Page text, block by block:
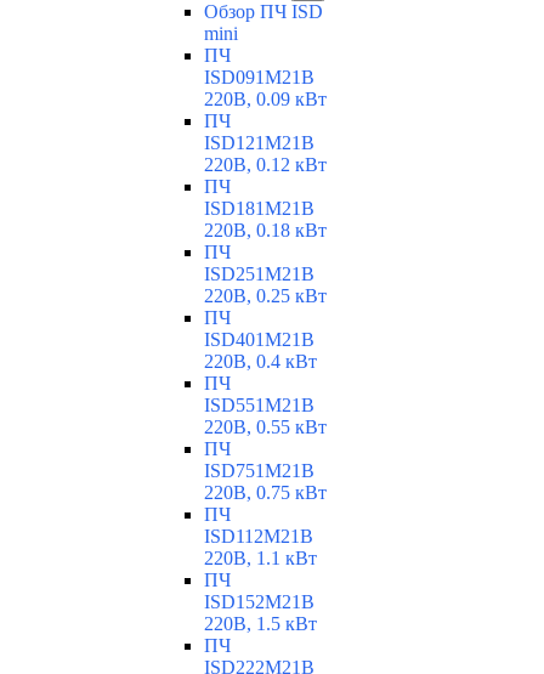
Обзор ПЧ ISD
mini
ПЧ
ISD091M21B
220В, 0.09 кВт
ПЧ
ISD121M21B
220В, 0.12 кВт
ПЧ
ISD181M21B
220В, 0.18 кВт
ПЧ
ISD251M21B
220В, 0.25 кВт
ПЧ
ISD401M21B
220В, 0.4 кВт
ПЧ
ISD551M21B
220В, 0.55 кВт
ПЧ
ISD751M21B
220В, 0.75 кВт
ПЧ
ISD112M21B
220В, 1.1 кВт
ПЧ
ISD152M21B
220В, 1.5 кВт
ПЧ
ISD222M21B